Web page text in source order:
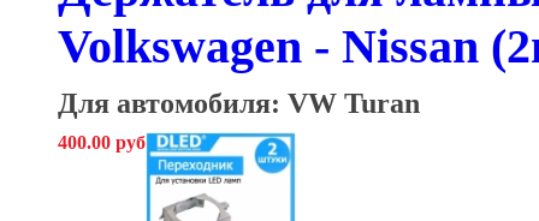
Volkswagen - Nissan
Для автомобиля: VW Turan
400.00 руб